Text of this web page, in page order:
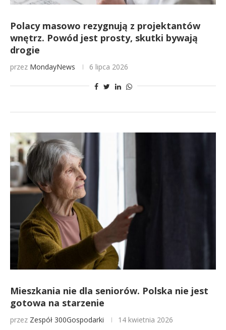
Polacy masowo rezygnują z projektantów
wnętrz. Powód jest prosty, skutki bywają
drogie
przez MondayNews 6 lipca 2026
Mieszkania nie dla seniorów. Polska nie jest
gotowa na starzenie
przez Zespół 300Gospodarki 14 kwietnia 2026